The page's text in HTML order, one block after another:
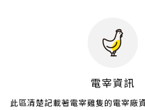
電宰資訊
此區清楚記載著電宰雞隻的電宰廠